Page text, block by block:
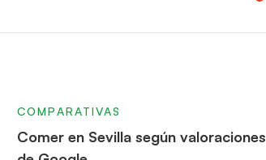
COMPARATIVAS
Comer en Sevilla según valoraciones